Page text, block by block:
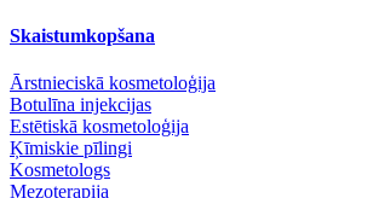
Skaistumkopšana
Ārstnieciskā kosmetoloģija
Botulīna injekcijas
Estētiskā kosmetoloģija
Ķīmiskie pīlingi
Kosmetologs
Mezoterapija